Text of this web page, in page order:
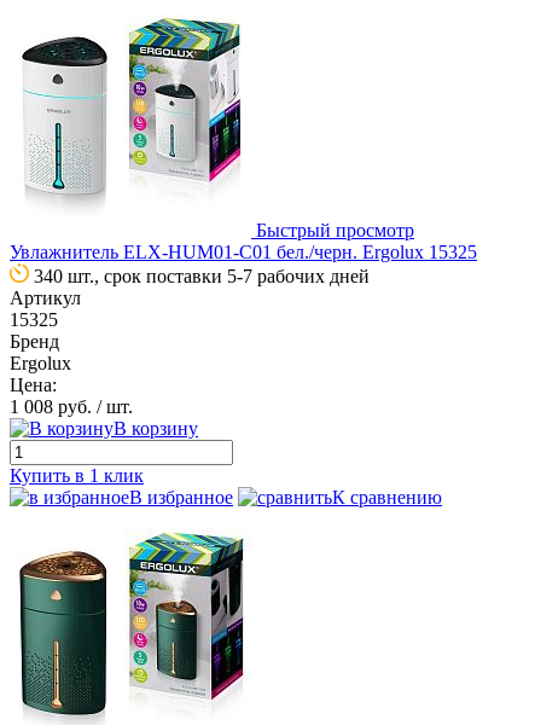
Быстрый просмотр
Увлажнитель ELX-HUM01-C01 бел./черн. Ergolux 15325
340 шт., срок поставки 5-7 рабочих дней
Артикул
15325
Бренд
Ergolux
Цена:
1 008 руб. / шт.
В корзину
Купить в 1 клик
В избранное
К сравнению